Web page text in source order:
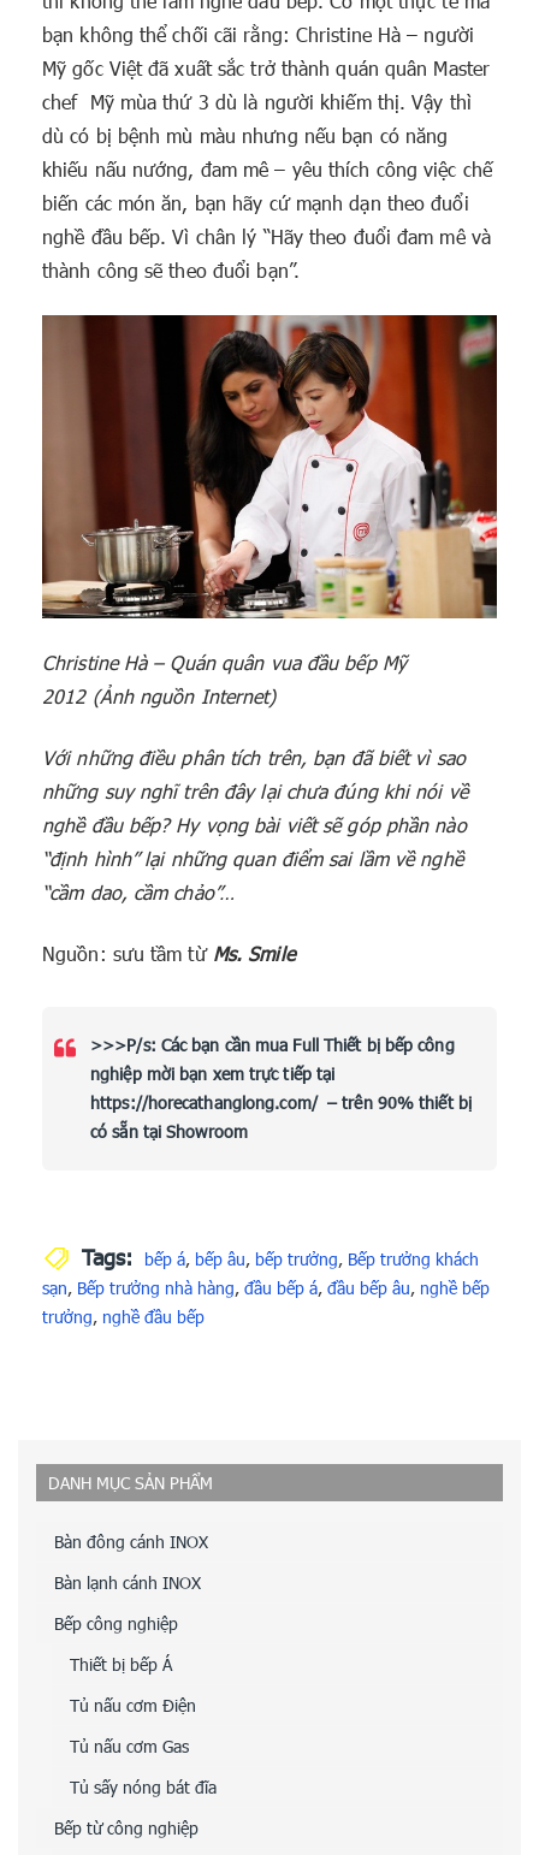
bạn không thể chối cãi rằng: Christine Hà – người
Mỹ gốc Việt đã xuất sắc trở thành quán quân Master
chef Mỹ mùa thứ 3 dù là người khiếm thị. Vậy thì
dù có bị bệnh mù màu nhưng nếu bạn có năng
khiếu nấu nướng, đam mê – yêu thích công việc chế
biến các món ăn, bạn hãy cứ mạnh dạn theo đuổi
nghề đầu bếp. Vì chân lý “Hãy theo đuổi đam mê và
thành công sẽ theo đuổi bạn”.
Christine Hà – Quán quân vua đầu bếp Mỹ
2012 (Ảnh nguồn Internet)
Với những điều phân tích trên, bạn đã biết vì sao
những suy nghĩ trên đây lại chưa đúng khi nói về
nghề đầu bếp? Hy vọng bài viết sẽ góp phần nào
“định hình” lại những quan điểm sai lầm về nghề
“cầm dao, cầm chảo”…
Nguồn: sưu tầm từ Ms. Smile
>>>P/s: Các bạn cần mua Full Thiết bị bếp công
nghiệpmời bạn xem trực tiếp tại
https://horecathanglong.com/– trên 90% thiết bị
có sẵn tại Showroom
Tags: bếp á, bếp âu, bếp trưởng, Bếp trưởng khách
sạn, Bếp trưởng nhà hàng, đầu bếp á, đầu bếp âu, nghề bếp
trưởng, nghề đầu bếp
DANH MỤC SẢN PHẨM
Bàn đông cánh INOX
Bàn lạnh cánh INOX
Bếp công nghiệp
Thiết bị bếp Á
Tủ nấu cơm Điện
Tủ nấu cơm Gas
Tủ sấy nóng bát đĩa
Bếp từ công nghiệp